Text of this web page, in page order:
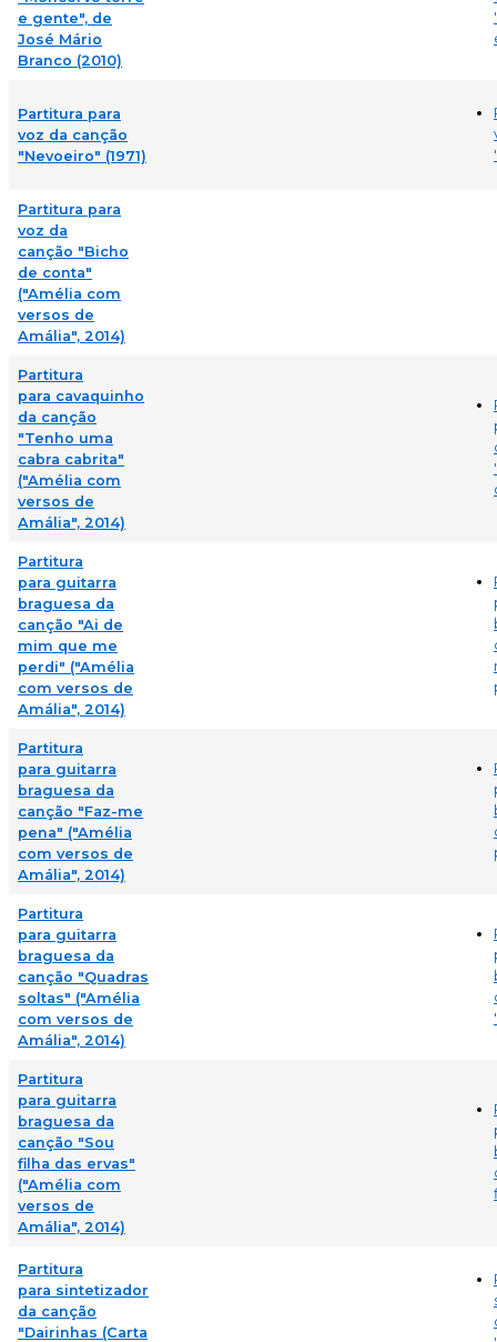
e gente", de
José Mário
Branco (2010)
Partitura para
voz da canção
"Nevoeiro" (1971)
Partitura para
voz da
canção "Bicho
de conta"
("Amélia com
versos de
Amália", 2014)
Partitura
para cavaquinho
da canção
"Tenho uma
cabra cabrita"
("Amélia com
versos de
Amália", 2014)
Partitura
para guitarra
braguesa da
canção "Ai de
mim que me
perdi" ("Amélia
com versos de
Amália", 2014)
Partitura
para guitarra
braguesa da
canção "Faz-me
pena" ("Amélia
com versos de
Amália", 2014)
Partitura
para guitarra
braguesa da
canção "Quadras
soltas" ("Amélia
com versos de
Amália", 2014)
Partitura
para guitarra
braguesa da
canção "Sou
filha das ervas"
("Amélia com
versos de
Amália", 2014)
Partitura
para sintetizador
da canção
"Dairinhas (Carta